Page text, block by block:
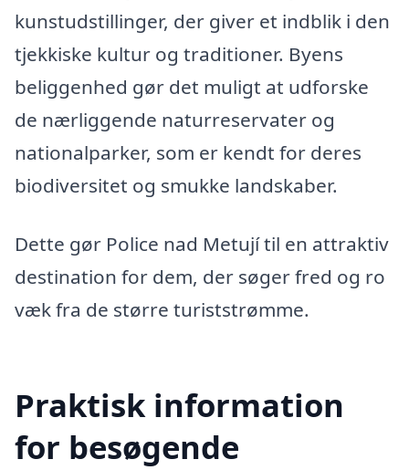
kunstudstillinger, der giver et indblik i den
tjekkiske kultur og traditioner. Byens
beliggenhed gør det muligt at udforske
de nærliggende naturreservater og
nationalparker, som er kendt for deres
biodiversitet og smukke landskaber.
Dette gør Police nad Metují til en attraktiv
destination for dem, der søger fred og ro
væk fra de større turiststrømme.
Praktisk information
for besøgende